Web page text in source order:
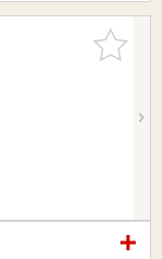
お気に入
りに追加